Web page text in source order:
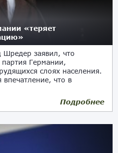
«теряет
Шредер заявил, что
Германии,
слоях населения.
впечатление, что в
Подробнее